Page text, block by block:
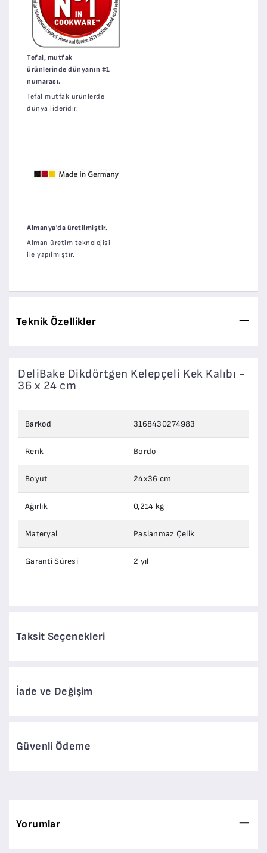
Tefal, mutfak
ürünlerinde dünyanın #1
numarası.
Tefal mutfak ürünlerde
dünya lideridir.
Almanya'da üretilmiştir.
Alman üretim teknolojisi
ile yapılmıştır.
Teknik Özellikler
DeliBake Dikdörtgen Kelepçeli Kek Kalıbı -
36 x 24 cm
Barkod 3168430274983
Renk Bordo
Boyut 24x36 cm
Ağırlık 0,214 kg
Materyal Paslanmaz Çelik
Garanti Süresi 2 yıl
Taksit Seçenekleri
İade ve Değişim
Güvenli Ödeme
Yorumlar